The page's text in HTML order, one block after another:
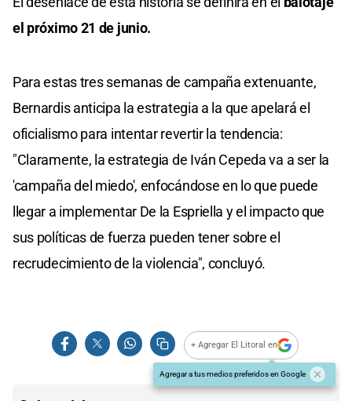
el próximo 21 de junio.
Para estas tres semanas de campaña extenuante,
Bernardis anticipa la estrategia a la que apelará el
oficialismo para intentar revertir la tendencia:
"Claramente, la estrategia de Iván Cepeda va a ser la
'campaña del miedo', enfocándose en lo que puede
llegar a implementar De la Espriella y el impacto que
sus políticas de fuerza pueden tener sobre el
recrudecimiento de la violencia", concluyó.
+ Agregar El Litoral en
Agregar a tus medios preferidos en Google